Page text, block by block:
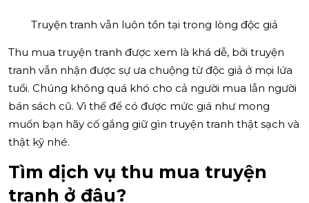
Truyện tranh vẫn luôn tồn tại trong lòng độc giả
Thu mua truyện tranh được xem là khá dễ, bởi truyện
tranh vẫn nhận được sự ưa chuộng từ độc giả ở mọi lứa
tuổi. Chúng không quá khó cho cả người mua lẫn người
bán sách cũ. Vì thế để có được mức giá như mong
muốn bạn hãy cố gắng giữ gìn truyện tranh thật sạch và
thật kỹ nhé.
Tìm dịch vụ thu mua truyện
tranh ở đâu?